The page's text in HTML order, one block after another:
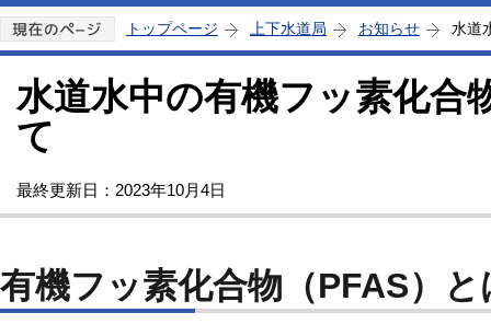
トップページ 上下水道局 お知らせ 水道
水道水中の有機フッ素化合
て
最終更新日：2023年10月4日
有機フッ素化合物（PFAS）と